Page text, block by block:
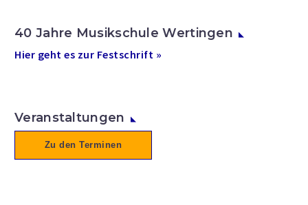
40 Jahre Musikschule Wertingen
Hier geht es zur Festschrift »
Veranstaltungen
Zu den Terminen